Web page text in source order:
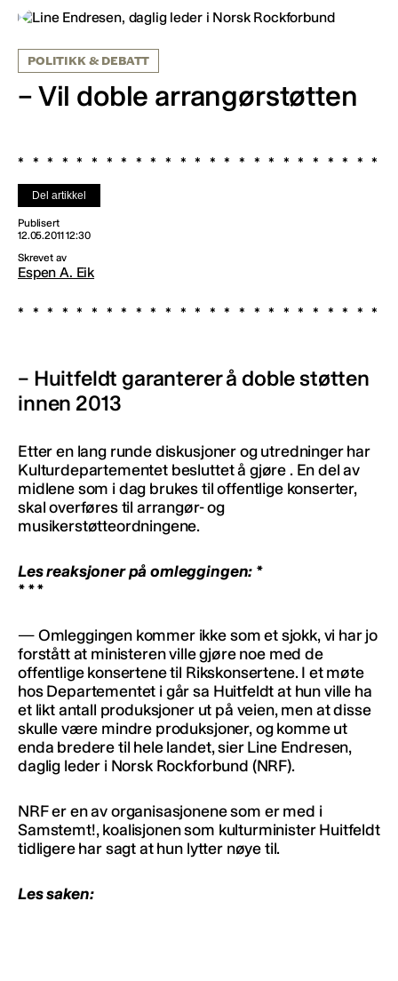
POLITIKK & DEBATT
– Vil doble arrangørstøtten
Del artikkel
Publisert
12.05.2011 12:30
Skrevet av
Espen A. Eik
– Huitfeldt garanterer å doble støtten
innen 2013
Etter en lang runde diskusjoner og utredninger har
Kulturdepartementet besluttet å gjøre . En del av
midlene som i dag brukes til offentlige konserter,
skal overføres til arrangør- og
musikerstøtteordningene.
Les reaksjoner på omleggingen: *
***
— Omleggingen kommer ikke som et sjokk, vi har jo
forstått at ministeren ville gjøre noe med de
offentlige konsertene til Rikskonsertene. I et møte
hos Departementet i går sa Huitfeldt at hun ville ha
et likt antall produksjoner ut på veien, men at disse
skulle være mindre produksjoner, og komme ut
enda bredere til hele landet, sier Line Endresen,
daglig leder i Norsk Rockforbund (NRF).
NRF er en av organisasjonene som er med i
Samstemt!, koalisjonen som kulturminister Huitfeldt
tidligere har sagt at hun lytter nøye til.
Les saken: